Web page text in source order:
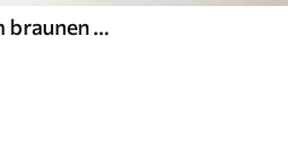
Weiße Palmen auf einem braunen Granzhintergrund